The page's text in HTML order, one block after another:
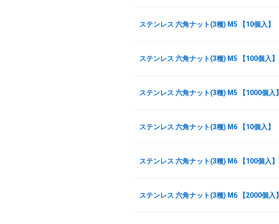
ステンレス 六角ナット(3種) M5 【10個入】
ステンレス 六角ナット(3種) M5 【100個入】
ステンレス 六角ナット(3種) M5 【1000個入】
ステンレス 六角ナット(3種) M6 【10個入】
ステンレス 六角ナット(3種) M6 【100個入】
ステンレス 六角ナット(3種) M6 【2000個入】